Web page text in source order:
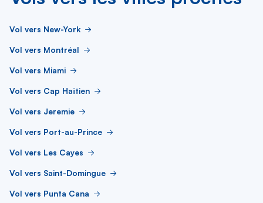
Vol vers New-York
Vol vers Montréal
Vol vers Miami
Vol vers Cap Haïtien
Vol vers Jeremie
Vol vers Port-au-Prince
Vol vers Les Cayes
Vol vers Saint-Domingue
Vol vers Punta Cana